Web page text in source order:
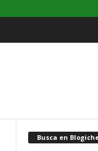
Busca en